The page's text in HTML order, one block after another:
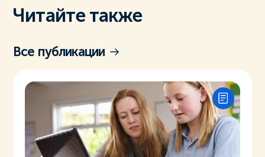
Читайте также
Все публикации